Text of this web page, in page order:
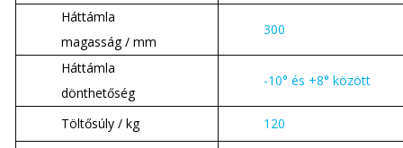
Háttámla
magasság / mm
300
Háttámla
dönthetőség
-10° és +8° között
Töltősúly / kg 120